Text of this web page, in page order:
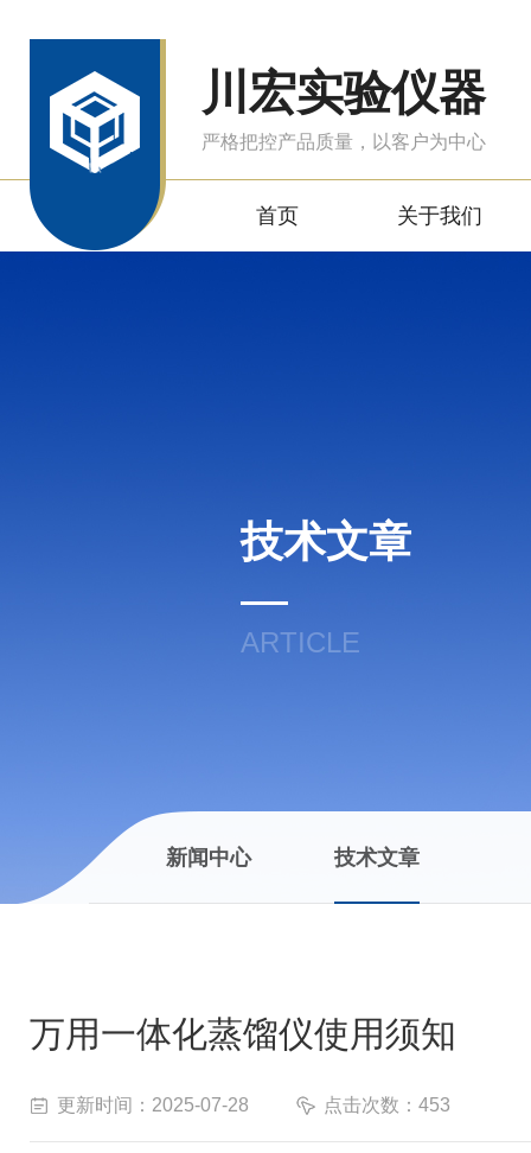
川宏实验仪器
严格把控产品质量，以客户为中心
首页 关于我们
技术文章
ARTICLE
新闻中心 技术文章
万用一体化蒸馏仪使用须知
更新时间：2025-07-28 点击次数：453